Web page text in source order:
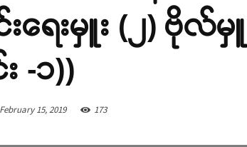
ေးမှူး (၂) ဗိုလ်မှူ
-၁))
February 15, 2019 173